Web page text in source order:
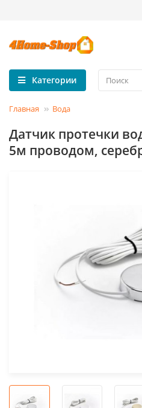
Категории
Главная Вода
Датчик протечки
5м проводом,